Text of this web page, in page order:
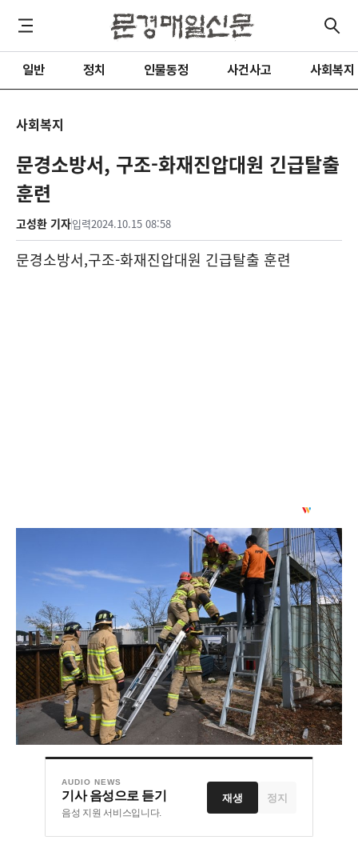
일반 정치 인물동정 사건사고 사회복지
사회복지
문경소방서, 구조-화재진압대원 긴급탈출
훈련
고성환 기자입력2024.10.15 08:58
문경소방서,구조-화재진압대원 긴급탈출 훈련
AUDIO NEWS
기사 음성으로 듣기
음성 지원 서비스입니다.
재생 정지